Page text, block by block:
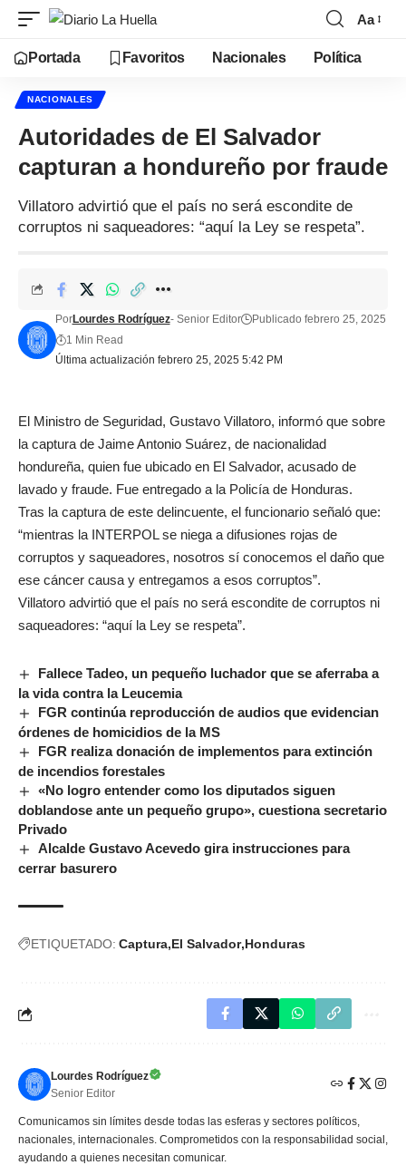
Aa
Portada Favoritos Nacionales Política
NACIONALES
Autoridades de El Salvador
capturan a hondureño por fraude
Villatoro advirtió que el país no será escondite de
corruptos ni saqueadores: “aquí la Ley se respeta”.
Última actualización febrero 25, 2025 5:42 PM
PorLourdes Rodríguez- Senior Editor
Publicado febrero 25, 2025
1 Min Read
El Ministro de Seguridad, Gustavo Villatoro, informó que sobre
la captura de Jaime Antonio Suárez, de nacionalidad
hondureña, quien fue ubicado en El Salvador, acusado de
lavado y fraude. Fue entregado a la Policía de Honduras.
Tras la captura de este delincuente, el funcionario señaló que:
“mientras la INTERPOL se niega a difusiones rojas de
corruptos y saqueadores, nosotros sí conocemos el daño que
ese cáncer causa y entregamos a esos corruptos”.
Villatoro advirtió que el país no será escondite de corruptos ni
saqueadores: “aquí la Ley se respeta”.
Fallece Tadeo, un pequeño luchador que se aferraba a
la vida contra la Leucemia
FGR continúa reproducción de audios que evidencian
órdenes de homicidios de la MS
FGR realiza donación de implementos para extinción
de incendios forestales
«No logro entender como los diputados siguen
doblandose ante un pequeño grupo», cuestiona secretario
Privado
Alcalde Gustavo Acevedo gira instrucciones para
cerrar basurero
ETIQUETADO: Captura El Salvador Honduras
Lourdes Rodríguez
Senior Editor
Comunicamos sin límites desde todas las esferas y sectores políticos,
nacionales, internacionales. Comprometidos con la responsabilidad social,
ayudando a quienes necesitan comunicar.